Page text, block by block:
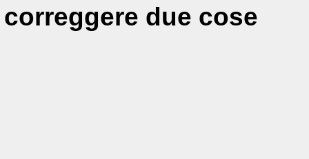
correggere due cose